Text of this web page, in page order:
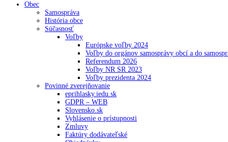
Obec
Samospráva
História obce
Súčasnosť
Voľby
Európske voľby 2024
Voľby do orgánov samosprávy obcí a do
Referendum 2026
Voľby NR SR 2023
Voľby prezidenta 2024
Povinné zverejňovanie
eprihlasky.iedu.sk
GDPR – WEB
Slovensko.sk
Vyhlásenie o prístupnosti
Zmluvy
Faktúry dodávateľské